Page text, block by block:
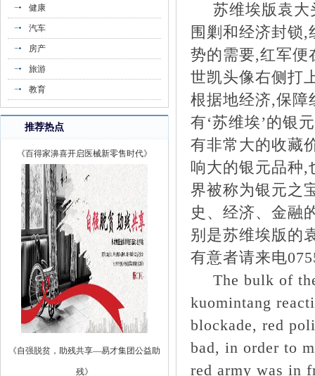
健康
汽车
房产
旅游
教育
推荐热点
苏维埃版袁大
围剿和经济封锁
势的需要,红军便
世凯头像右侧打
根据地经济,保障
有‘苏维埃’的银
有非常大的收藏
响大的银元品种,
界被称为银元之
史、经济、金融
别是苏维埃版的
有意者请来电
The bulk of
kuomintang
blockade, red
bad, in order to
red army was in